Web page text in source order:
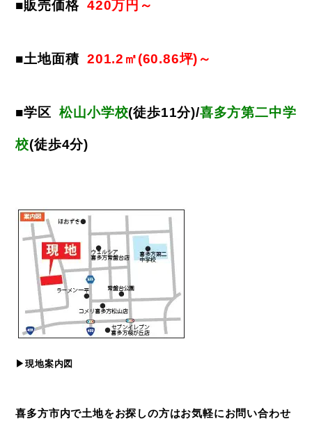
■販売価格 420万円～
■土地面積 201.2㎡(60.86坪)～
■学区松山小学校(徒歩11分)/喜多方第二中学
校(徒歩4分)
▶現地案内図
喜多方市内で土地をお探しの方はお気軽にお問い合わせ